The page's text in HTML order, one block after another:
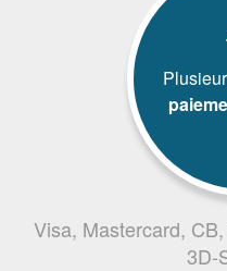
Visa, Mastercard,
3D-